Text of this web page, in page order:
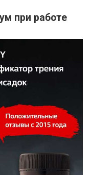
при работе